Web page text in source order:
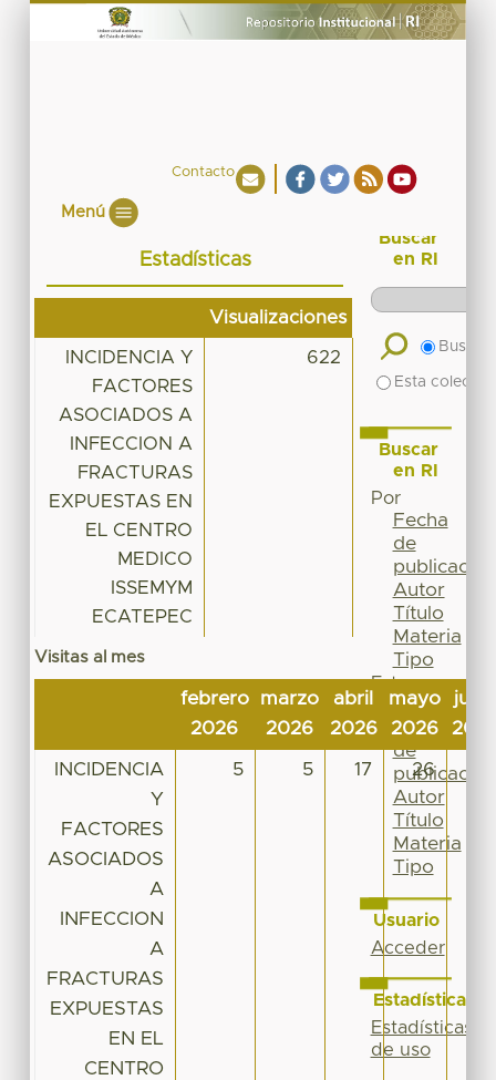
Contacto
Menú
Estadísticas
Visualizaciones
INCIDENCIA Y
FACTORES
ASOCIADOS A
INFECCION A
FRACTURAS
EXPUESTAS EN
EL CENTRO
MEDICO
ISSEMYM
ECATEPEC
622
Visitas al mes
febrero
2026
marzo
2026
abril
2026
mayo
2026
junio
INCIDENCIA
Y
FACTORES
ASOCIADOS
A
INFECCION
A
FRACTURAS
EXPUESTAS
EN EL
CENTRO
5 5 17 26
Buscar
en RI
Buscar
Esta
Buscar
en RI
Por
Fecha
de
publicación
Autor
Título
Materia
Tipo
Esta
colección
Fecha
de
publicación
Autor
Título
Materia
Tipo
Usuario
Acceder
Estadísticas
Estadísticas
de uso